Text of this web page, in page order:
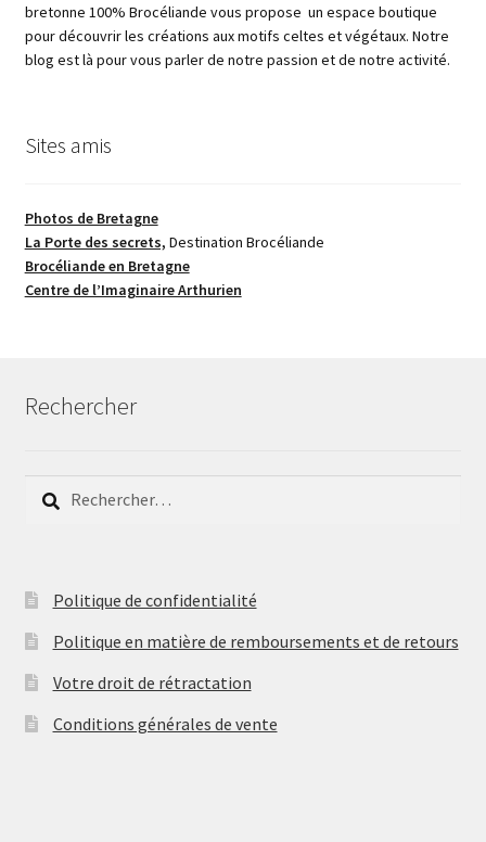
bretonne 100% Brocéliande vous propose un espace boutique
pour découvrir les créations aux motifs celtes et végétaux. Notre
blog est là pour vous parler de notre passion et de notre activité.
Sites amis
Photos de Bretagne
La Porte des secrets, Destination Brocéliande
Brocéliande en Bretagne
Centre de l’Imaginaire Arthurien
Rechercher
Rechercher :
Politique de confidentialité
Politique en matière de remboursements et de retours
Votre droit de rétractation
Conditions générales de vente